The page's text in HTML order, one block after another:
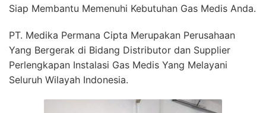
Siap Membantu Memenuhi Kebutuhan Gas Medis Anda.
PT. Medika Permana Cipta Merupakan Perusahaan
Yang Bergerak di Bidang Distributor dan Supplier
Perlengkapan Instalasi Gas Medis Yang Melayani
Seluruh Wilayah Indonesia.